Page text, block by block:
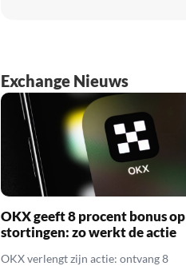
Exchange Nieuws
OKX geeft 8 procent bonus op
stortingen: zo werkt de actie
OKX verlengt zijn actie: ontvang 8